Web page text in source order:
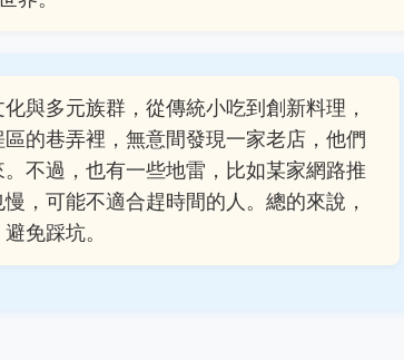
與多元族群，從傳統小吃到創新料理，
的巷弄裡，無意間發現一家老店，他們
不過，也有一些地雷，比如某家網路推
，可能不適合趕時間的人。總的來說，
免踩坑。